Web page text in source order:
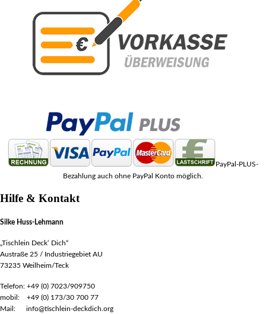
PayPal-PLUS-
Bezahlung auch ohne PayPal Konto möglich.
Hilfe & Kontakt
Silke Huss-Lehmann
„Tischlein Deck‘ Dich“
Austraße 25 / Industriegebiet AU
73235 Weilheim/Teck
Telefon: +49 (0) 7023/909750
mobil: +49 (0) 173/30 700 77
Mail: info@tischlein-deckdich.org